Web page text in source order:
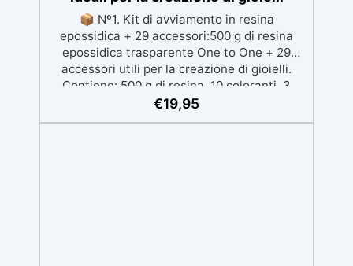
📦 Nº1. Kit di avviamento in resina
epossidica + 29 accessori:500 g di resina
epossidica trasparente One to One + 29
accessori utili per la creazione di gioielli.
Contiene: 500 g di resina, 10 coloranti, 3
pigmenti, contagocce, bastoncini per
€19,95